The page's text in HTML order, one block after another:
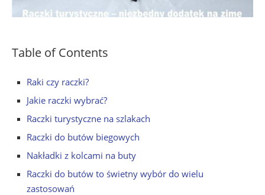
Table of Contents
Raki czy raczki?
Jakie raczki wybrać?
Raczki turystyczne na szlakach
Raczki do butów biegowych
Nakładki z kolcami na buty
Raczki do butów to świetny wybór do wielu
zastosowań